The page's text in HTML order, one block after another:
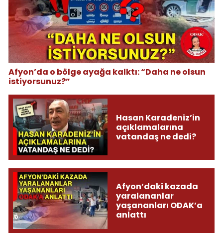
Afyon’da o bölge ayağa kalktı: “Daha ne olsun
istiyorsunuz?”
Hasan Karadeniz’in
açıklamalarına
vatandaş ne dedi?
Afyon’daki kazada
yaralananlar
yaşananları ODAK’a
anlattı